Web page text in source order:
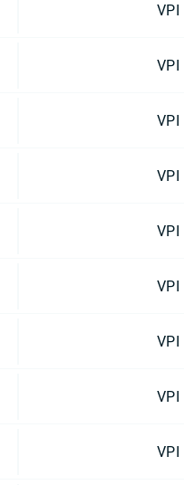
VPI
VPI
VPI
VPI
VPI
VPI
VPI
VPI
VPI